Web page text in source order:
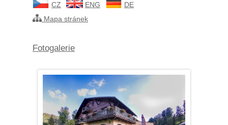
CZ ENG
DE
Mapa stránek
Fotogalerie